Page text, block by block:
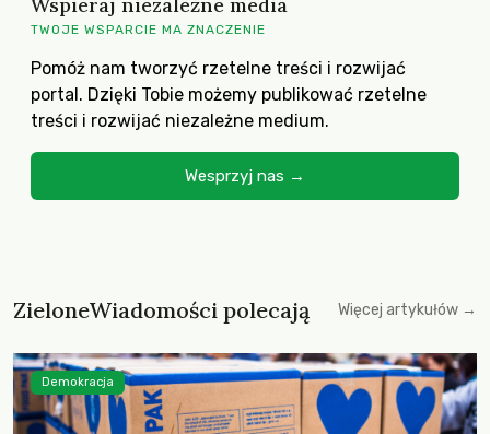
TWOJE WSPARCIE MA ZNACZENIE
Pomóż nam tworzyć rzetelne treści i rozwijać
portal. Dzięki Tobie możemy publikować rzetelne
treści i rozwijać niezależne medium.
Wesprzyj nas →
ZieloneWiadomości polecają Więcej artykułów →
Demokracja